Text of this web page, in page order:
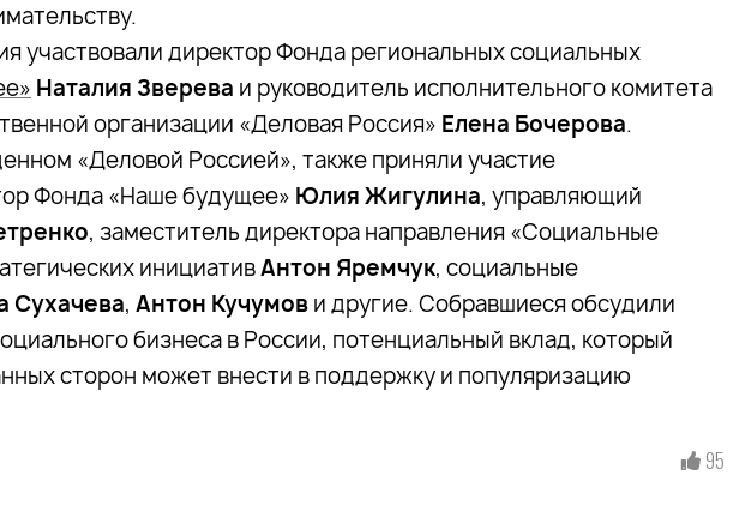
участвовали директор Фонда региональных социальных
Наталия Зверева и руководитель исполнительного комитета
организации «Деловая Россия» Елена Бочерова.
«Деловой Россией», также приняли участие
Фонда «Наше будущее» Юлия Жигулина, управляющий
, заместитель директора направления «Социальные
инициативАнтон Яремчук, социальные
Сухачева, Антон Кучумов и другие. Собравшиеся обсудили
бизнеса в России, потенциальный вклад, который
сторон может внести в поддержку и популяризацию
95